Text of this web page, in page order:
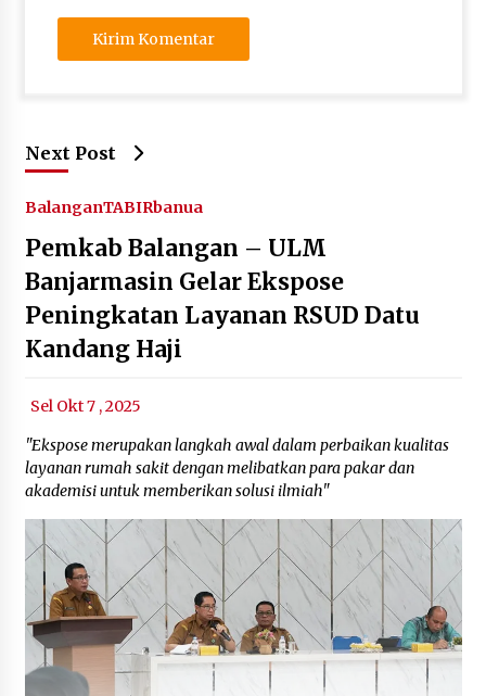
Next Post
BalanganTABIRbanua
Pemkab Balangan – ULM
Banjarmasin Gelar Ekspose
Peningkatan Layanan RSUD Datu
Kandang Haji
Sel Okt 7 , 2025
"Ekspose merupakan langkah awal dalam perbaikan kualitas
layanan rumah sakit dengan melibatkan para pakar dan
akademisi untuk memberikan solusi ilmiah"